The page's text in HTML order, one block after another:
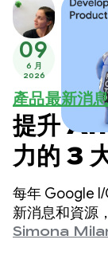
09
6 月
2026
產品最新消
提升
力的 3
每年 Google
新消息和資源
向 AI 和代理輔
Simona